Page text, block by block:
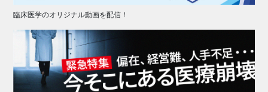
臨床医学のオリジナル動画を配信！